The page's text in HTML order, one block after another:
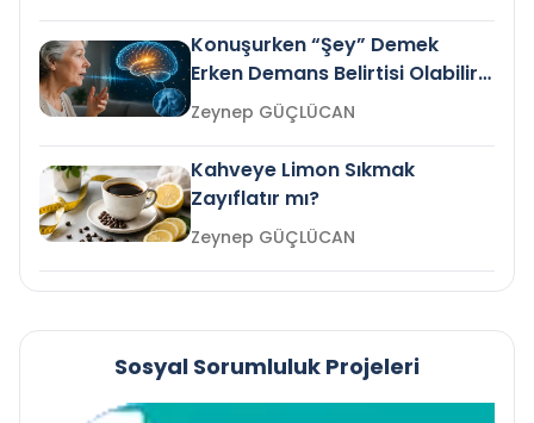
Konuşurken “Şey” Demek
Erken Demans Belirtisi Olabilir
mi?
Zeynep GÜÇLÜCAN
Kahveye Limon Sıkmak
Zayıflatır mı?
Zeynep GÜÇLÜCAN
Sosyal Sorumluluk Projeleri